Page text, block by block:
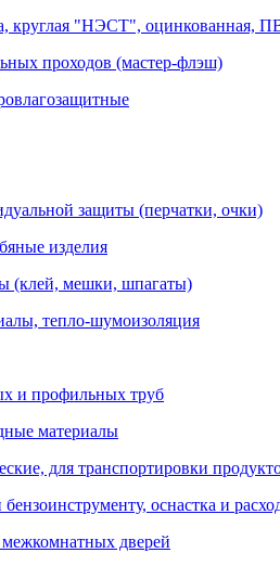
круглая "НЭСТ", оцинкованная,
проходов (мастер-флэш)
защиты (перчатки, очки)
изделия
(клей, мешки, шпагаты)
тепло-шумоизоляция
и профильных труб
материалы
для транспортировки
бензоинструменту, оснастка и
дверей